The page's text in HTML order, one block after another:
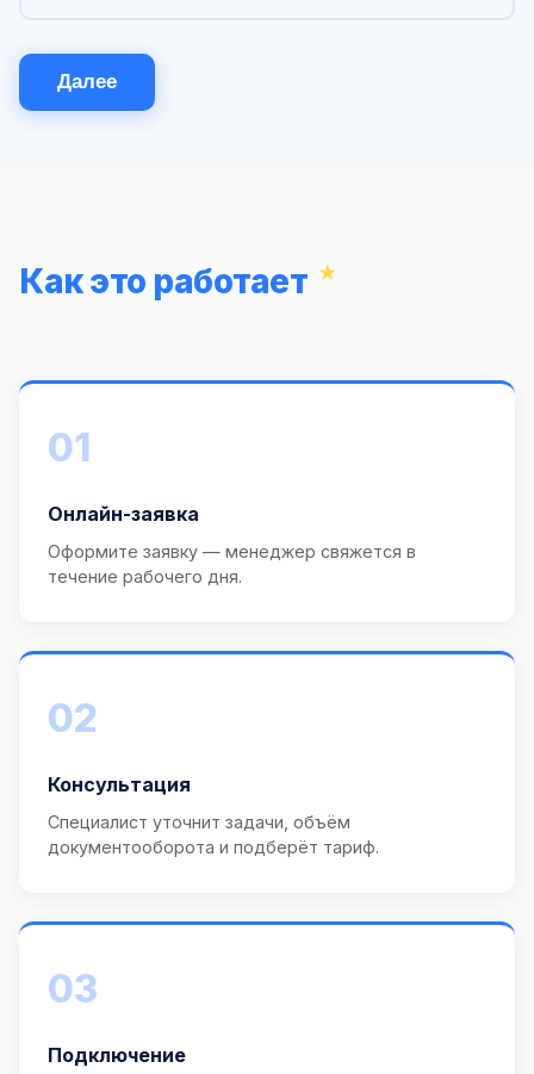
Далее
Как это работает
01
Онлайн-заявка
Оформите заявку — менеджер свяжется в
течение рабочего дня.
02
Консультация
Специалист уточнит задачи, объём
документооборота и подберёт тариф.
03
Подключение